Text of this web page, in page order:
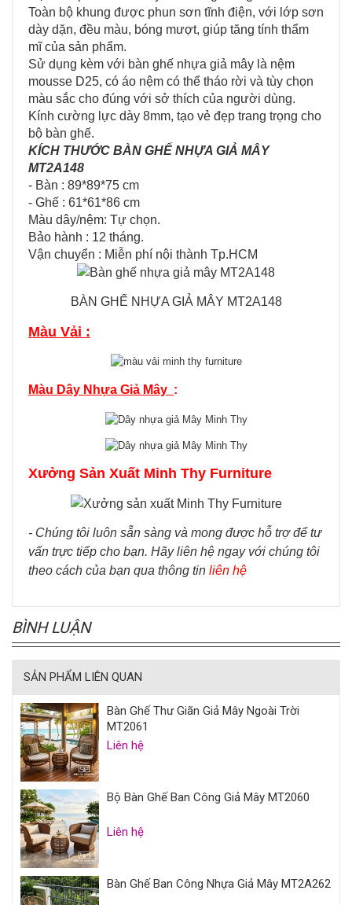
Toàn bộ khung được phun sơn tĩnh điện, với lớp sơn
dày dặn, đều màu, bóng mượt, giúp tăng tính thẩm
mĩ của sản phẩm.
Sử dụng kèm với bàn ghế nhựa giả mây là nệm
mousse D25, có áo nệm có thể tháo rời và tùy chọn
màu sắc cho đúng với sở thích của người dùng.
Kính cường lực dày 8mm, tạo vẻ đẹp trang trọng cho
bộ bàn ghế.
KÍCH THƯỚC BÀN GHẾ NHỰA GIẢ MÂY
MT2A148
- Bàn : 89*89*75 cm
- Ghế : 61*61*86 cm
Màu dây/nệm: Tự chọn.
Bảo hành : 12 tháng.
Vận chuyển : Miễn​ p​hí nội thành​ Tp.HCM
BÀN GHẾ NHỰA GIẢ MÂY MT2A148
Màu Vải :
Màu Dây Nhựa Giả Mây :
Xưởng Sản Xuất Minh Thy Furniture
- Chúng tôi luôn sẵn sàng và mong được hỗ trợ để tư
vấn trực tiếp cho bạn. Hãy liên hệ ngay với chúng tôi
theo cách của bạn qua thông tin liên hệ
BÌNH LUẬN
SẢN PHẨM LIÊN QUAN
Bàn Ghế Thư Giãn Giả Mây Ngoài Trời
MT2061
Liên hệ
Bộ Bàn Ghế Ban Công Giả Mây MT2060
Liên hệ
Bàn Ghế Ban Công Nhựa Giả Mây MT2A262